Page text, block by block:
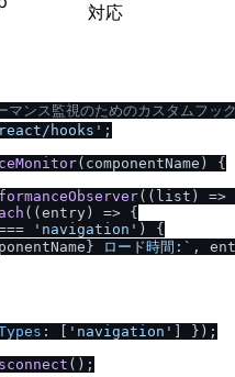
対応
マンス監視のためのカスタムフッ
/ hooks' ;
( componentName ) {
( ( list ) =>
( ( entry ) => {
'navigation' ) {
ロード時間:` ,
: [ 'navigation'
] });
();